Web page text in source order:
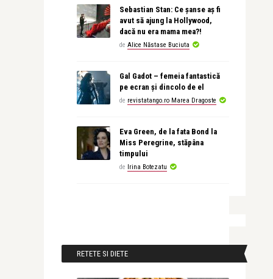
Sebastian Stan: Ce șanse aș fi
avut să ajung la Hollywood,
dacă nu era mama mea?!
de Alice Năstase Buciuta
Gal Gadot – femeia fantastică
pe ecran și dincolo de el
de revistatango.ro Marea Dragoste
Eva Green, de la fata Bond la
Miss Peregrine, stăpâna
timpului
de Irina Botezatu
RETETE SI DIETE